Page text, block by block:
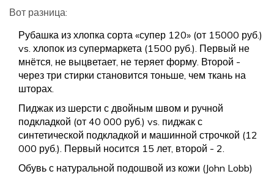
Вот разница:
Рубашка из хлопка сорта «супер 120» (от 15000 руб.)
vs. хлопок из супермаркета (1500 руб.). Первый не
мнётся, не выцветает, не теряет форму. Второй -
через три стирки становится тоньше, чем ткань на
шторах.
Пиджак из шерсти с двойным швом и ручной
подкладкой (от 40 000 руб.) vs. пиджак с
синтетической подкладкой и машинной строчкой (12
000 руб.). Первый носится 15 лет, второй - 2.
Обувь с натуральной подошвой из кожи (John Lobb)